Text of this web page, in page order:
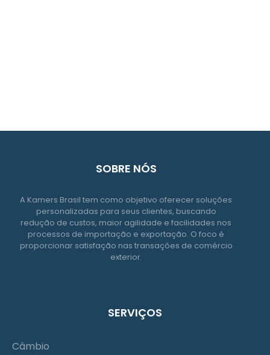
SOBRE NÓS
A Kamers Brasil tem como objetivo oferecer soluções
personalizadas para seus clientes, buscando
redução de custos, maior agilidade e facilidades nos
processos de importação e exportação. O foco é
proporcionar satisfação nas transações de comércio
exterior.
SERVIÇOS
Câmbio